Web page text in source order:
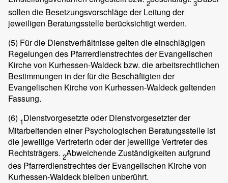
2 3
sollen die Besetzungsvorschläge der Leitung der
jeweiligen Beratungsstelle berücksichtigt werden.
(5) Für die Dienstverhältnisse gelten die einschlägigen
Regelungen des Pfarrerdienstrechtes der Evangelischen
Kirche von Kurhessen-Waldeck bzw. die arbeitsrechtlichen
Bestimmungen in der für die Beschäftigten der
Evangelischen Kirche von Kurhessen-Waldeck geltenden
Fassung.
(6) 1Dienstvorgesetzte oder Dienstvorgesetzter der
Mitarbeitenden einer Psychologischen Beratungsstelle ist
die jeweilige Vertreterin oder der jeweilige Vertreter des
Rechtsträgers. 2Abweichende Zuständigkeiten aufgrund
des Pfarrerdienstrechtes der Evangelischen Kirche von
Kurhessen-Waldeck bleiben unberührt.